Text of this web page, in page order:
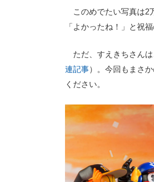
このめでたい写真は2
「よかったね！」と祝
ただ、すえきちさんは
連記事）。今回もまさ
ください。